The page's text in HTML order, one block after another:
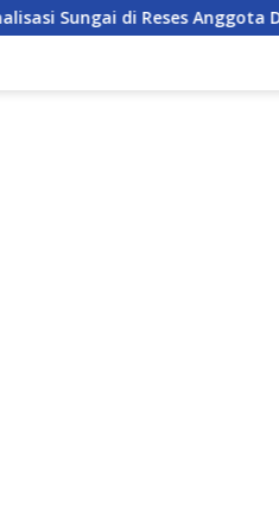
Anggota DPRD Parigi Moutong